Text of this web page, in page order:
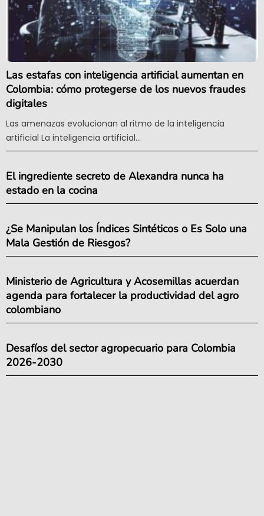
Las estafas con inteligencia artificial aumentan en
Colombia: cómo protegerse de los nuevos fraudes
digitales
Las amenazas evolucionan al ritmo de la inteligencia
artificial La inteligencia artificial...
El ingrediente secreto de Alexandra nunca ha
estado en la cocina
¿Se Manipulan los Índices Sintéticos o Es Solo una
Mala Gestión de Riesgos?
Ministerio de Agricultura y Acosemillas acuerdan
agenda para fortalecer la productividad del agro
colombiano
Desafíos del sector agropecuario para Colombia
2026-2030